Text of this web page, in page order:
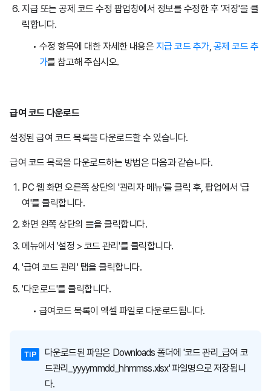
지급 또는 공제 코드 수정 팝업창에서 정보를 수정한 후 '저장'을 클
릭합니다.
수정 항목에 대한 자세한 내용은 지급 코드 추가, 공제 코드 추
가를 참고해 주십시오.
급여 코드 다운로드
설정된 급여 코드 목록을 다운로드할 수 있습니다.
급여 코드 목록을 다운로드하는 방법은 다음과 같습니다.
PC 웹 화면 오른쪽 상단의 '관리자 메뉴'를 클릭 후, 팝업에서 '급
여'를 클릭합니다.
화면 왼쪽 상단의
을 클릭합니다.
메뉴에서 '설정 > 코드 관리'를 클릭합니다.
'급여 코드 관리' 탭을 클릭합니다.
'다운로드'를 클릭합니다.
급여코드 목록이 엑셀 파일로 다운로드됩니다.
다운로드된 파일은 Downloads 폴더에 '코드 관리_급여 코
드관리_yyyymmdd_hhmmss.xlsx' 파일명으로 저장됩니
다.